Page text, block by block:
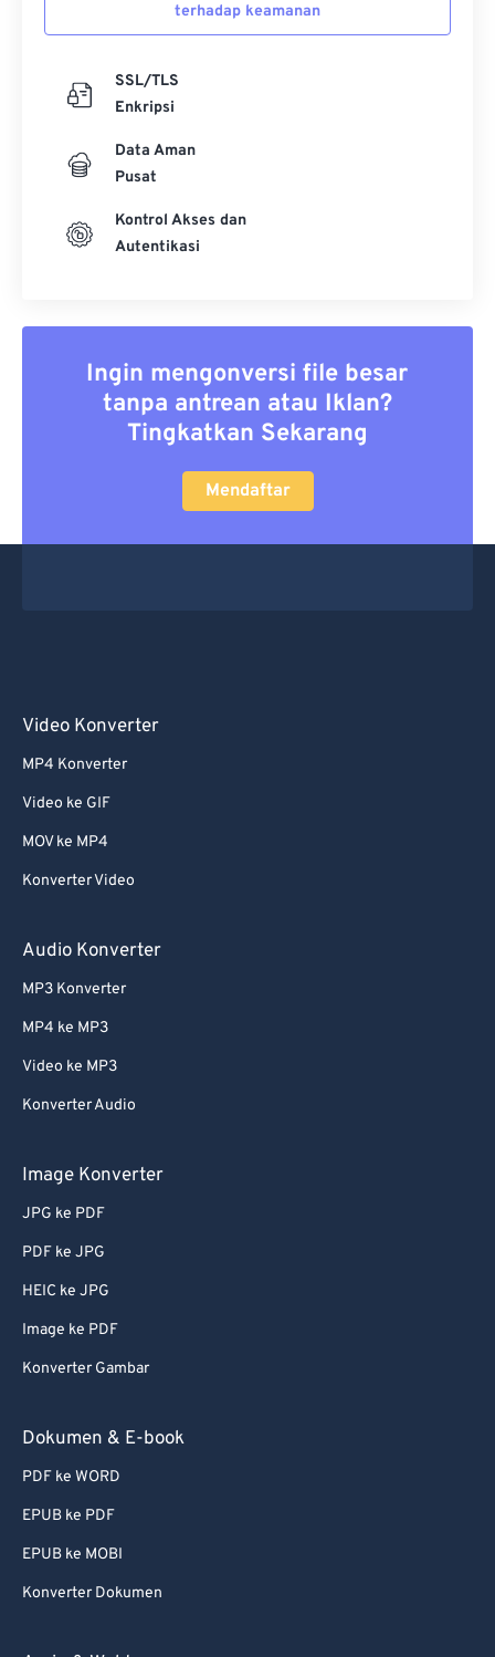
terhadap keamanan
SSL/TLS
Enkripsi
Data Aman
Pusat
Kontrol Akses dan
Autentikasi
Ingin mengonversi file besar
tanpa antrean atau Iklan?
Tingkatkan Sekarang
Mendaftar
Video Konverter
MP4 Konverter
Video ke GIF
MOV ke MP4
Konverter Video
Audio Konverter
MP3 Konverter
MP4 ke MP3
Video ke MP3
Konverter Audio
Image Konverter
JPG ke PDF
PDF ke JPG
HEIC ke JPG
Image ke PDF
Konverter Gambar
Dokumen & E-book
PDF ke WORD
EPUB ke PDF
EPUB ke MOBI
Konverter Dokumen